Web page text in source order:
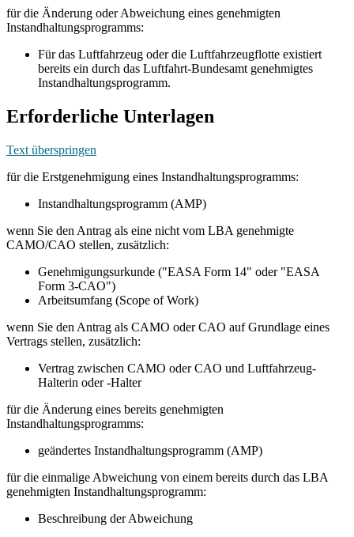
für die Änderung oder Abweichung eines genehmigten
Instandhaltungsprogramms:
Für das Luftfahrzeug oder die Luftfahrzeugflotte existiert
bereits ein durch das Luftfahrt-Bundesamt genehmigtes
Instandhaltungsprogramm.
Erforderliche Unterlagen
Text überspringen
für die Erstgenehmigung eines Instandhaltungsprogramms:
Instandhaltungsprogramm (AMP)
wenn Sie den Antrag als eine nicht vom LBA genehmigte
CAMO/CAO stellen, zusätzlich:
Genehmigungsurkunde ("EASA Form 14" oder "EASA
Form 3-CAO")
Arbeitsumfang (Scope of Work)
wenn Sie den Antrag als CAMO oder CAO auf Grundlage eines
Vertrags stellen, zusätzlich:
Vertrag zwischen CAMO oder CAO und Luftfahrzeug-
Halterin oder -Halter
für die Änderung eines bereits genehmigten
Instandhaltungsprogramms:
geändertes Instandhaltungsprogramm (AMP)
für die einmalige Abweichung von einem bereits durch das LBA
genehmigten Instandhaltungsprogramm:
Beschreibung der Abweichung